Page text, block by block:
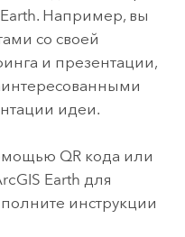
. Например, вы
со своей
и презентации,
идеи.
QR кода или
Earth для
инструкции